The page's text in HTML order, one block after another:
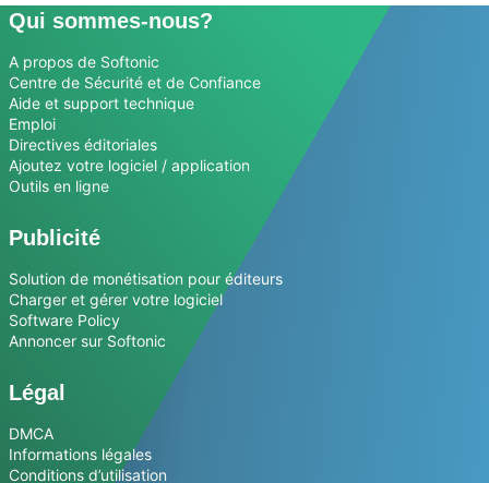
Qui sommes-nous?
A propos de Softonic
Centre de Sécurité et de Confiance
Aide et support technique
Emploi
Directives éditoriales
Ajoutez votre logiciel / application
Outils en ligne
Publicité
Solution de monétisation pour éditeurs
Charger et gérer votre logiciel
Software Policy
Annoncer sur Softonic
Légal
DMCA
Informations légales
Conditions d’utilisation